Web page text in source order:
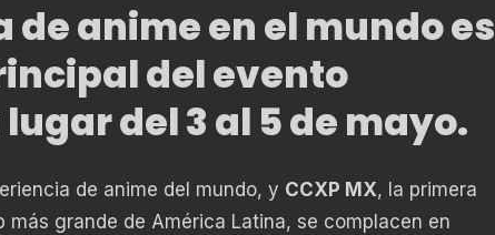
anime en el mundo es
del evento
del 3 al 5 de mayo.
de anime del mundo, y CCXP MX, la primera
grande de América Latina, se complacen en